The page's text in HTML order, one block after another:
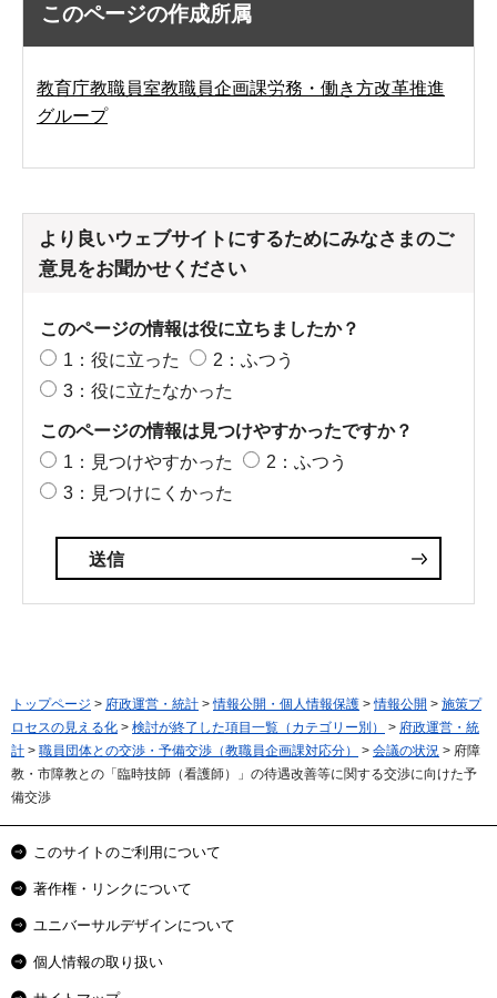
このページの作成所属
教育庁教職員室教職員企画課労務・働き方改革推進
グループ
より良いウェブサイトにするためにみなさまのご
意見をお聞かせください
このページの情報は役に立ちましたか？
1：役に立った
2：ふつう
3：役に立たなかった
このページの情報は見つけやすかったですか？
1：見つけやすかった
2：ふつう
3：見つけにくかった
トップページ > 府政運営・統計 >情報公開・個人情報保護 >情報公開 > 施策プ
ロセスの見える化 > 検討が終了した項目一覧（カテゴリー別） > 府政運営・統
計 > 職員団体との交渉・予備交渉（教職員企画課対応分） > 会議の状況 > 府障
教・市障教との「臨時技師（看護師）」の待遇改善等に関する交渉に向けた予
備交渉
このサイトのご利用について
著作権・リンクについて
ユニバーサルデザインについて
個人情報の取り扱い